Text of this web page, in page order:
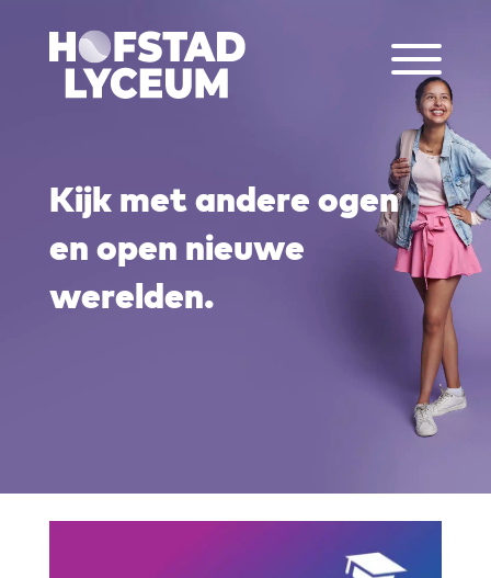
Kijk met andere ogen
en open nieuwe
werelden.